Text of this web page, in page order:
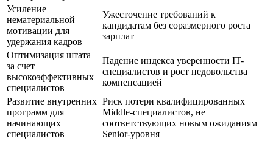
Усиление
нематериальной
мотивации для
удержания кадров
Ужесточение требований к
кандидатам без соразмерного роста
зарплат
Оптимизация штата
за счет
высокоэффективных
специалистов
Падение индекса уверенности IT-
специалистов и рост недовольства
компенсацией
Развитие внутренних
программ для
начинающих
специалистов
Риск потери квалифицированных
Middle-специалистов, не
соответствующих новым ожиданиям
Senior-уровня